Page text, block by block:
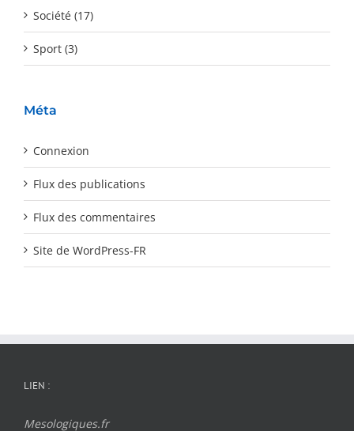
Société (17)
Sport (3)
Méta
Connexion
Flux des publications
Flux des commentaires
Site de WordPress-FR
LIEN :
Mesologiques.fr